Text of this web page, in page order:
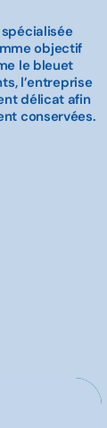
objectif
le bleuet
l’entreprise
délicat afin
conservées.